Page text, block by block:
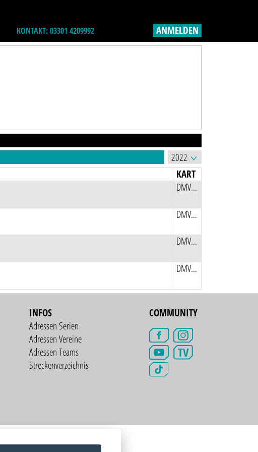
KONTAKT: 03301 4209992 ANMELDEN
KART
DMV Quad und Speedkart
DMV Quad und Speedkart
DMV Quad und Speedkart
DMV Quad und Speedkart
INFOS
Adressen Serien
Adressen Vereine
Adressen Teams
Streckenverzeichnis
COMMUNITY
TV